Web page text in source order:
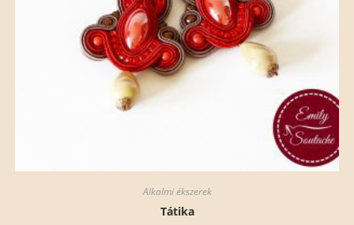
Alkalmi ékszerek
Tátika